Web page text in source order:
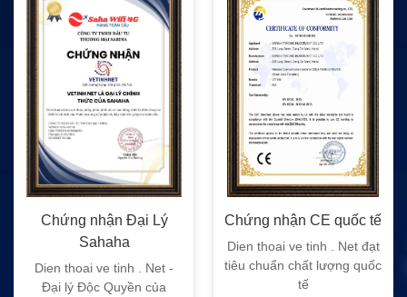
Chứng nhận Đại Lý
Sahaha
Dien thoai ve tinh . Net -
Đại lý Độc Quyền của
Chứng nhận CE quốc tế
Dien thoai ve tinh . Net đạt
tiêu chuẩn chất lượng quốc
tế